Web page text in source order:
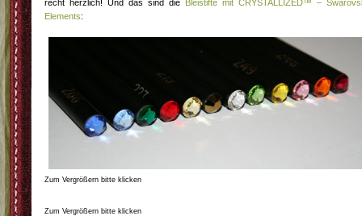
recht herzlich! Und das sind die Bleistifte mit CRYSTALLIZED™ –
Elements:
Zum Vergrößern bitte klicken
Zum Vergrößern bitte klicken